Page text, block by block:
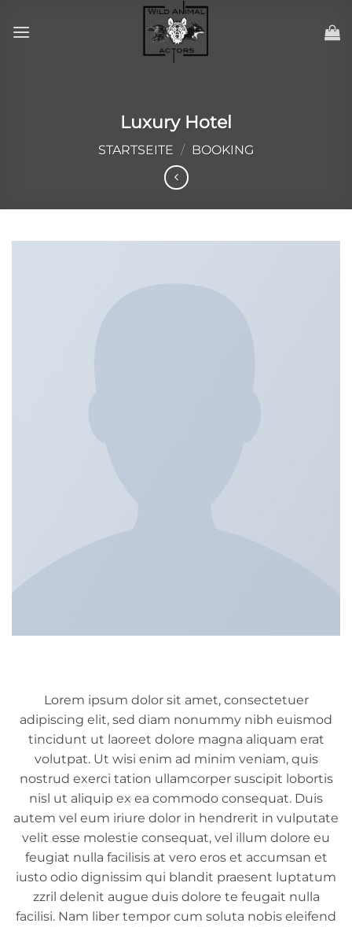
Inhalt
Luxury Hotel
STARTSEITE / BOOKING
Lorem ipsum dolor sit amet, consectetuer
adipiscing elit, sed diam nonummy nibh euismod
tincidunt ut laoreet dolore magna aliquam erat
volutpat. Ut wisi enim ad minim veniam, quis
nostrud exerci tation ullamcorper suscipit lobortis
nisl ut aliquip ex ea commodo consequat. Duis
autem vel eum iriure dolor in hendrerit in vulputate
velit esse molestie consequat, vel illum dolore eu
feugiat nulla facilisis at vero eros et accumsan et
iusto odio dignissim qui blandit praesent luptatum
zzril delenit augue duis dolore te feugait nulla
facilisi. Nam liber tempor cum soluta nobis eleifend